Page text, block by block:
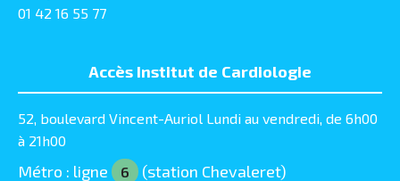
01 42 16 55 77
Accès Institut de Cardiologie
52, boulevard Vincent-Auriol Lundi au vendredi, de 6h00
à 21h00
Métro : ligne 6
(station Chevaleret)